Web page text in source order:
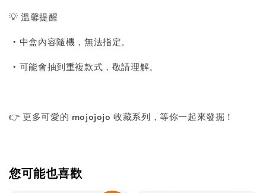
💡 溫馨提醒
• 中盒內容隨機，無法指定。
• 可能會抽到重複款式，敬請理解。
👉 更多可愛的 mojojojo 收藏系列，等你一起來發掘！
您可能也喜歡